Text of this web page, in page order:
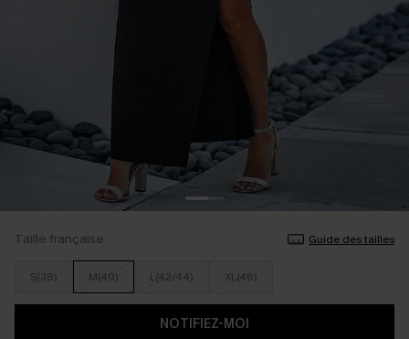
Taille française Guide des tailles
S(38) M(40) L(42/44) XL(46)
NOTIFIEZ-MOI